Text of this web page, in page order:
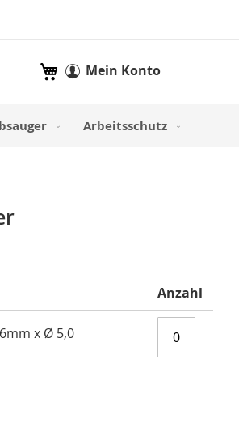
Mein Warenkorb
Mein Konto
Arbeitsschutz
Anzahl
x Ø 5,0